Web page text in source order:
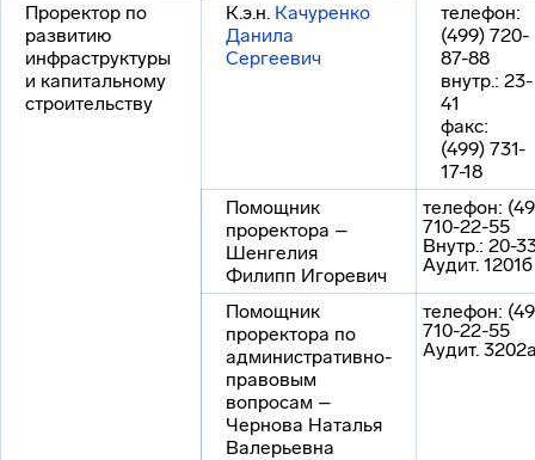
Проректор по
развитию
инфраструктуры
и капитальному
строительству
К.э.н. Качуренко
Данила
Сергеевич
телефон:
(499) 720-
87-88
внутр.: 23-
41
факс:
(499) 731-
17-18
Помощник
проректора –
Шенгелия
Филипп Игоревич
телефон:
710-22-55
Внутр.: 20-
Аудит. 1201б
Помощник
проректора по
административно-
правовым
вопросам –
Чернова Наталья
Валерьевна
телефон:
710-22-55
Аудит.